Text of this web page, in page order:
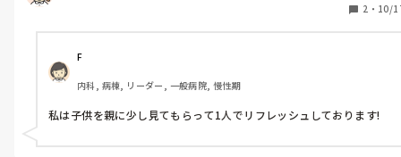
2 ・ 10/
F
内科, 病棟, リーダー, 一般病院, 慢性期
私は子供を親に少し見てもらって1人でリフレッシュしております!